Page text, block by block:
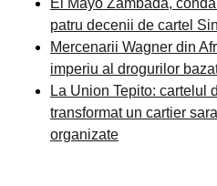
El Mayo Zambada,
patru decenii de cartel
Mercenarii Wagner din
imperiu al drogurilor
La Union Tepito: cartelul
transformat un cartier
organizate